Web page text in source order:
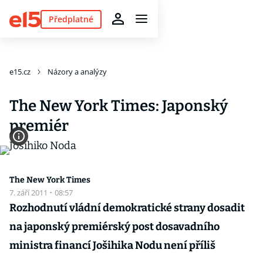
Předplatné
e15.cz Názory a analýzy
The New York Times: Japonský
premiér
The New York Times
7. září 2011 · 08:57
Rozhodnutí vládní demokratické strany dosadit
na japonský premiérský post dosavadního
ministra financí Jošihika Nodu není příliš